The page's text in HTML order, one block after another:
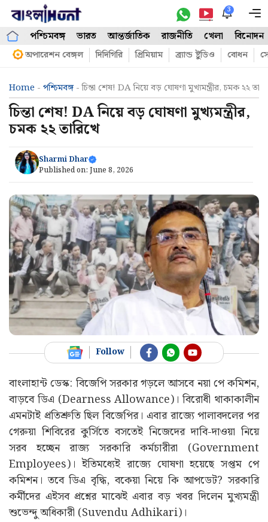
Skip
content
3
পশ্চিমবঙ্গ ভারত আন্তর্জাতিক রাজনীতি খেলা বিনোদন
অপারেশন বেঙ্গল দিদিগিরি প্রিমিয়াম ব্র্যান্ড ষ্টুডিও বোধন
Home - পশ্চিমবঙ্গ-চিন্তা শেষ! DA নিয়ে বড় ঘোষণা মুখ্যমন্ত্রীর, চমক ২২
চিন্তা শেষ! DA নিয়ে বড় ঘোষণা মুখ্যমন্ত্রীর,
চমক ২২ তারিখে
Sharmi Dhar
Published on: June 8, 2026
Follow
বাংলাহান্ট ডেস্ক: বিজেপি সরকার গড়লে আসবে নয়া পে কমিশন,
বাড়বে ডিএ (Dearness Allowance)। বিরোধী থাকাকালীন
এমনটাই প্রতিশ্রুতি ছিল বিজেপির। এবার রাজ্যে পালাবদলের পর
গেরুয়া শিবিরের কুর্সিতে বসতেই নিজেদের দাবি-দাওয়া নিয়ে
সরব হচ্ছেন রাজ্য সরকারি কর্মচারীরা (Government
Employees)। ইতিমধ্যেই রাজ্যে ঘোষণা হয়েছে সপ্তম পে
কমিশন। তবে ডিএ বৃদ্ধি, বকেয়া নিয়ে কি আপডেট? সরকারি
কর্মীদের এইসব প্রশ্নের মাঝেই এবার বড় খবর দিলেন মুখ্যমন্ত্রী
শুভেন্দু অধিকারী (Suvendu Adhikari)।